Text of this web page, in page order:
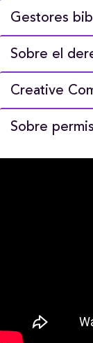
Gestores
Sobre el
Creative
Sobre